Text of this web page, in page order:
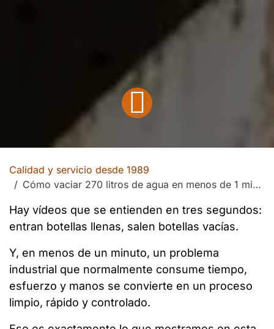
Calidad y servicio desde 1989
Cómo vaciar 270 litros de agua en menos de 1 minuto
Hay vídeos que se entienden en tres segundos:
entran botellas llenas, salen botellas vacías.
Y, en menos de un minuto, un problema
industrial que normalmente consume tiempo,
esfuerzo y manos se convierte en un proceso
limpio, rápido y controlado.